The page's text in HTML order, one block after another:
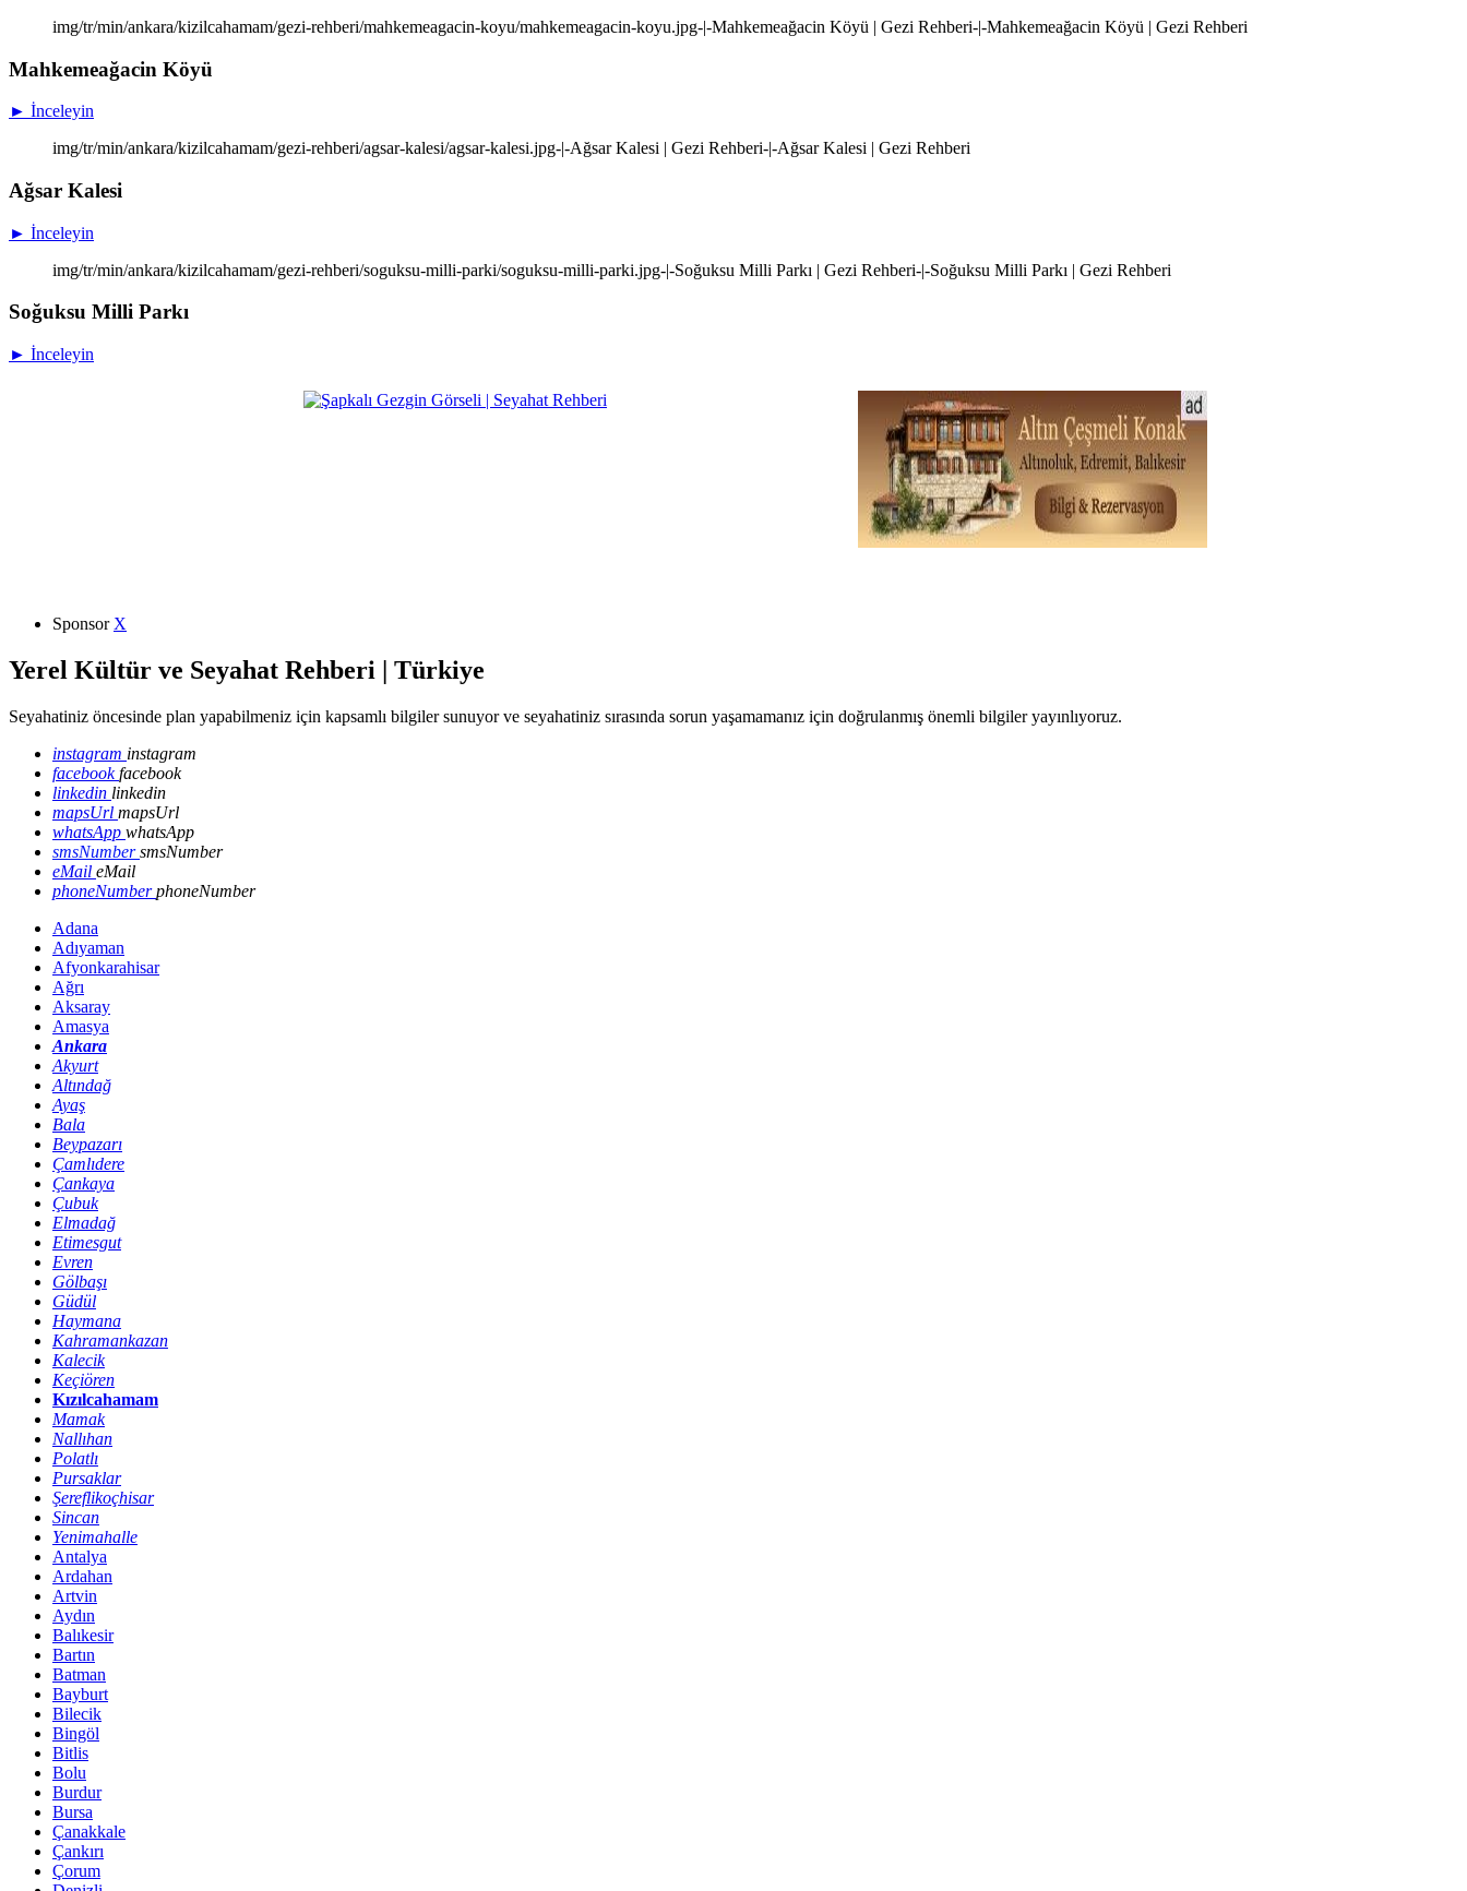
img/tr/min/ankara/kizilcahamam/gezi-rehberi/mahkemeagacin-koyu/mahkemeagacin-koyu.jpg-|-Mahkemeağacin Köyü | Gezi Rehberi-|-Mahkemeağacin Köyü | Gezi Rehberi
Mahkemeağacin Köyü
► İnceleyin
img/tr/min/ankara/kizilcahamam/gezi-rehberi/agsar-kalesi/agsar-kalesi.jpg-|-Ağsar Kalesi | Gezi Rehberi-|-Ağsar Kalesi | Gezi Rehberi
Ağsar Kalesi
► İnceleyin
img/tr/min/ankara/kizilcahamam/gezi-rehberi/soguksu-milli-parki/soguksu-milli-parki.jpg-|-Soğuksu Milli Parkı | Gezi Rehberi-|-Soğuksu Milli Parkı | Gezi Rehberi
Soğuksu Milli Parkı
► İnceleyin
Sponsor X
Yerel Kültür ve Seyahat Rehberi | Türkiye
Seyahatiniz öncesinde plan yapabilmeniz için kapsamlı bilgiler sunuyor ve seyahatiniz sırasında sorun yaşamamanız için doğrulanmış önemli bilgiler yayınlıyoruz.
instagram instagram
facebookfacebook
linkedin linkedin
mapsUrl mapsUrl
whatsApp whatsApp
smsNumbersmsNumber
eMail eMail
phoneNumberphoneNumber
Adana
Adıyaman
Afyonkarahisar
Ağrı
Aksaray
Amasya
Ankara
Akyurt
Altındağ
Ayaş
Bala
Beypazarı
Çamlıdere
Çankaya
Çubuk
Elmadağ
Etimesgut
Evren
Gölbaşı
Güdül
Haymana
Kahramankazan
Kalecik
Keçiören
Kızılcahamam
Mamak
Nallıhan
Polatlı
Pursaklar
Şereflikoçhisar
Sincan
Yenimahalle
Antalya
Ardahan
Artvin
Aydın
Balıkesir
Bartın
Batman
Bayburt
Bilecik
Bingöl
Bitlis
Bolu
Burdur
Bursa
Çanakkale
Çankırı
Çorum